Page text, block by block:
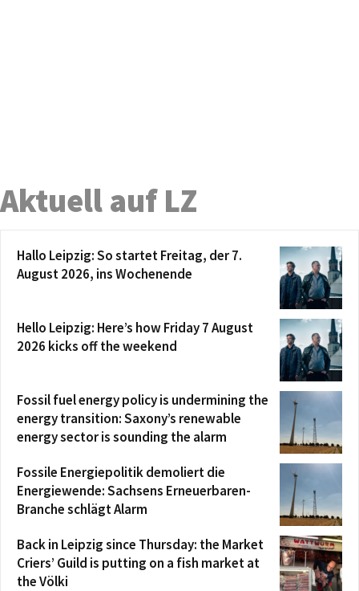
Aktuell auf LZ
Hallo Leipzig: So startet Freitag, der 7.
August 2026, ins Wochenende
Hello Leipzig: Here’s how Friday 7 August
2026 kicks off the weekend
Fossil fuel energy policy is undermining the
energy transition: Saxony’s renewable
energy sector is sounding the alarm
Fossile Energiepolitik demoliert die
Energiewende: Sachsens Erneuerbaren-
Branche schlägt Alarm
Back in Leipzig since Thursday: the Market
Criers’ Guild is putting on a fish market at
the Völki